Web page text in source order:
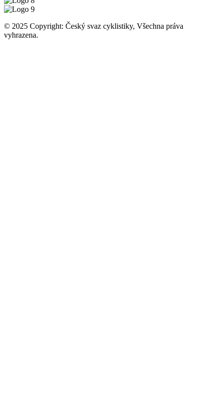
© 2025 Copyright: Český svaz cyklistiky, Všechna práva
vyhrazena.